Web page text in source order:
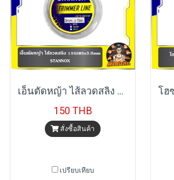
เอ็นตัดหญ้า ไส้ลวดสลิง 15เมตรx3.0mm STANNOX
150 THB
สั่งซื้อสินค้า
เปรียบเทียบ